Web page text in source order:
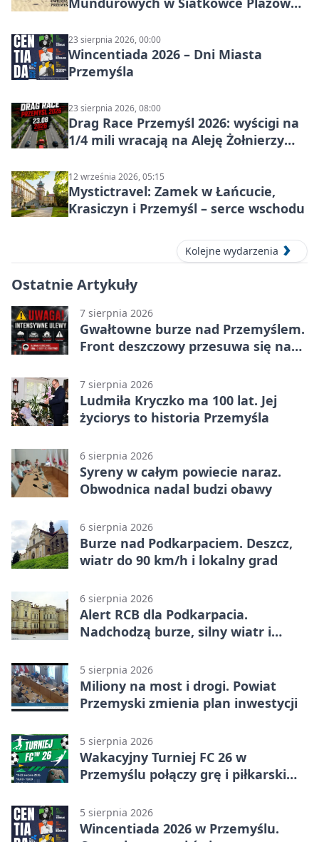
23 sierpnia 2026, 00:00
Wincentiada 2026 – Dni Miasta
Przemyśla
23 sierpnia 2026, 08:00
Drag Race Przemyśl 2026: wyścigi na
1/4 mili wracają na Aleję Żołnierzy
12 września 2026, 05:15
Mystictravel: Zamek w Łańcucie,
Krasiczyn i Przemyśl – serce wschodu
Kolejne wydarzenia
Ostatnie Artykuły
7 sierpnia 2026
Gwałtowne burze nad Przemyślem.
Front deszczowy przesuwa się na
7 sierpnia 2026
Ludmiła Kryczko ma 100 lat. Jej
życiorys to historia Przemyśla
6 sierpnia 2026
Syreny w całym powiecie naraz.
Obwodnica nadal budzi obawy
6 sierpnia 2026
Burze nad Podkarpaciem. Deszcz,
wiatr do 90 km/h i lokalny grad
6 sierpnia 2026
Alert RCB dla Podkarpacia.
Nadchodzą burze, silny wiatr i
5 sierpnia 2026
Miliony na most i drogi. Powiat
Przemyski zmienia plan inwestycji
5 sierpnia 2026
Wakacyjny Turniej FC 26 w
Przemyślu połączy grę i piłkarski
5 sierpnia 2026
Wincentiada 2026 w Przemyślu.